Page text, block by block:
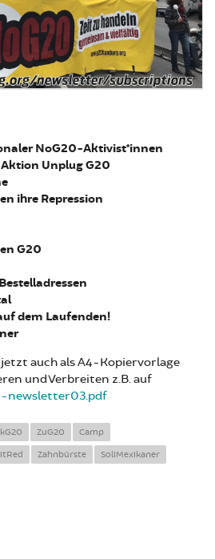
NoG20-Aktivist*innen
Unplug G20
ihre Repression
G20
dem Laufenden!
auch als A4-Kopiervorlage
und Verbreiten z.B. auf
newsletter03.pdf
ZuG20 Camp
Zahnbürste SoliMexikaner